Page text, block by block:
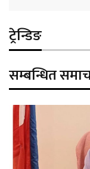
ट्रेन्डिङ
सम्बन्धित